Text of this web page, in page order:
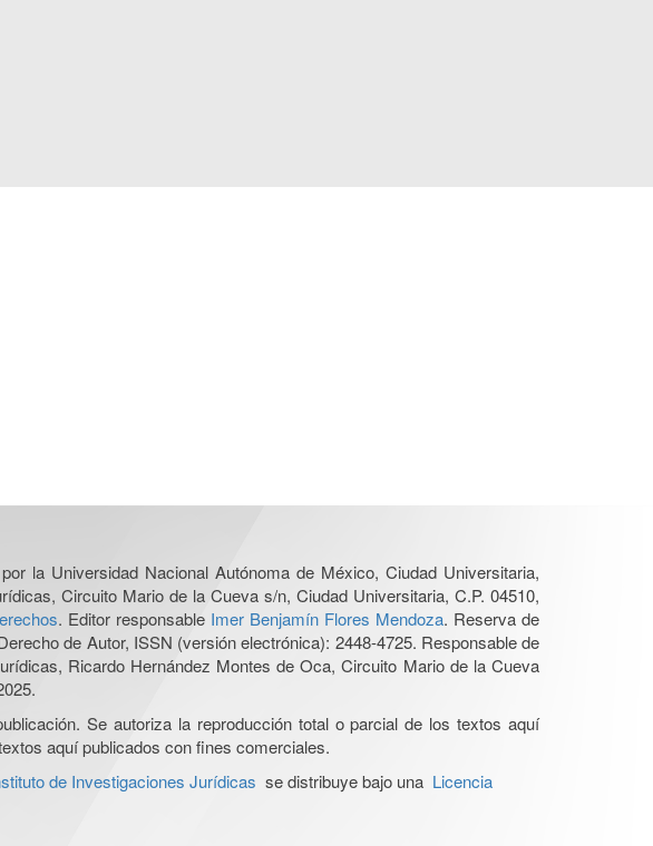
la Universidad Nacional Autónoma de México, Ciudad Universitaria,
Circuito Mario de la Cueva s/n, Ciudad Universitaria, C.P. 04510,
. Editor responsable Imer Benjamín Flores Mendoza. Reserva de
de Autor, ISSN (versión electrónica): 2448-4725. Responsable de
Ricardo Hernández Montes de Oca, Circuito Mario de la Cueva
Se autoriza la reproducción total o parcial de los textos aquí
aquí publicados con fines comerciales.
de Investigaciones Jurídicas se distribuye bajo una Licencia